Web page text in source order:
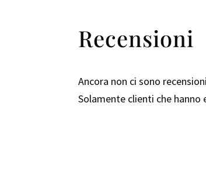
Recensioni
Ancora non ci sono
Solamente clienti che